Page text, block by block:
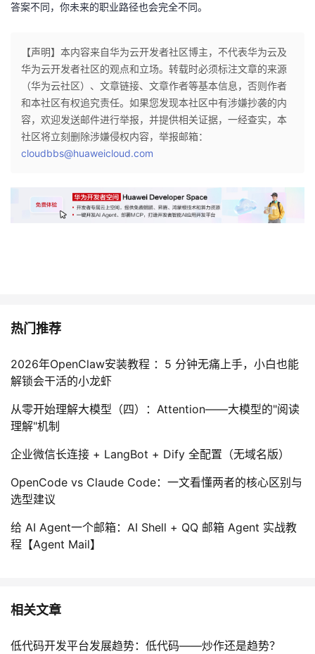
答案不同，你未来的职业路径也会完全不同。
【声明】本内容来自华为云开发者社区博主，不代表华为云及
华为云开发者社区的观点和立场。转载时必须标注文章的来源
（华为云社区）、文章链接、文章作者等基本信息，否则作者
和本社区有权追究责任。如果您发现本社区中有涉嫌抄袭的内
容，欢迎发送邮件进行举报，并提供相关证据，一经查实，本
社区将立刻删除涉嫌侵权内容，举报邮箱：
cloudbbs@huaweicloud.com
热门推荐
2026年OpenClaw安装教程 ：5 分钟无痛上手，小白也能
解锁会干活的小龙虾
从零开始理解大模型（四）：Attention——大模型的"阅读
理解"机制
企业微信长连接 + LangBot + Dify 全配置（无域名版）
OpenCode vs Claude Code：一文看懂两者的核心区别与
选型建议
给 AI Agent一个邮箱：AI Shell + QQ 邮箱 Agent 实战教
程【Agent Mail】
相关文章
低代码开发平台发展趋势：低代码——炒作还是趋势？